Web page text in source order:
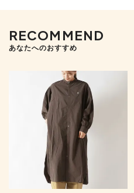
RECOMMEND
あなたへのおすすめ